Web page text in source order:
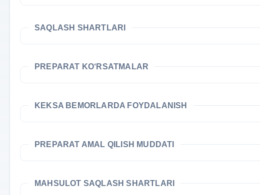
SAQLASH SHARTLARI
PREPARAT KO‘RSATMALAR
KEKSA BEMORLARDA FOYDALANISH
PREPARAT AMAL QILISH MUDDATI
MAHSULOT SAQLASH SHARTLARI